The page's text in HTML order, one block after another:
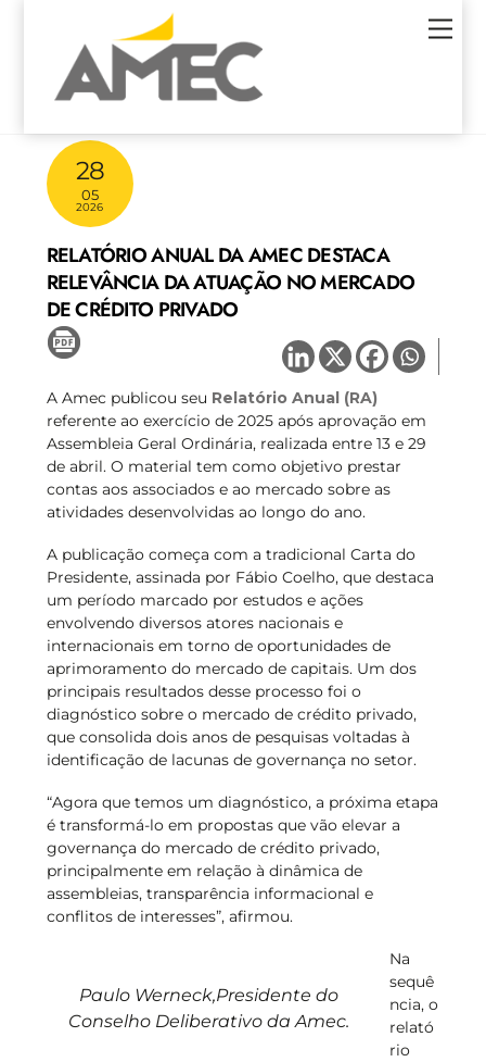
28
05
2026
RELATÓRIO ANUAL DA AMEC DESTACA
RELEVÂNCIA DA ATUAÇÃO NO MERCADO
DE CRÉDITO PRIVADO
A Amec publicou seu Relatório Anual (RA)
referente ao exercício de 2025 após aprovação em
Assembleia Geral Ordinária, realizada entre 13 e 29
de abril. O material tem como objetivo prestar
contas aos associados e ao mercado sobre as
atividades desenvolvidas ao longo do ano.
A publicação começa com a tradicional Carta do
Presidente, assinada por Fábio Coelho, que destaca
um período marcado por estudos e ações
envolvendo diversos atores nacionais e
internacionais em torno de oportunidades de
aprimoramento do mercado de capitais. Um dos
principais resultados desse processo foi o
diagnóstico sobre o mercado de crédito privado,
que consolida dois anos de pesquisas voltadas à
identificação de lacunas de governança no setor.
“Agora que temos um diagnóstico, a próxima etapa
é transformá-lo em propostas que vão elevar a
governança do mercado de crédito privado,
principalmente em relação à dinâmica de
assembleias, transparência informacional e
conflitos de interesses”, afirmou.
Paulo Werneck,Presidente do
Conselho Deliberativo da Amec.
Na
sequê
ncia, o
relató
rio